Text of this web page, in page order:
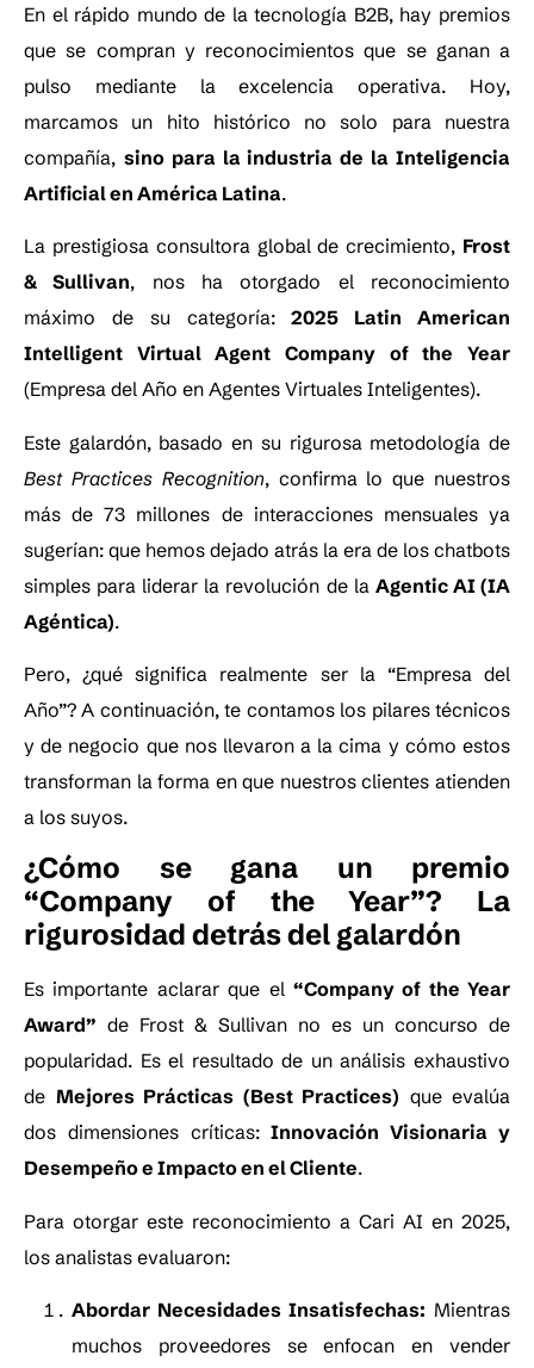
En el rápido mundo de la tecnología B2B, hay premios
que se compran y reconocimientos que se ganan a
pulso mediante la excelencia operativa. Hoy,
marcamos un hito histórico no solo para nuestra
compañía, sino para la industria de la Inteligencia
Artificial en América Latina.
La prestigiosa consultora global de crecimiento, Frost
& Sullivan, nos ha otorgado el reconocimiento
máximo de su categoría:2025 Latin American
Intelligent Virtual Agent Company of the Year
(Empresa del Año en Agentes Virtuales Inteligentes).
Este galardón, basado en su rigurosa metodología de
Best Practices Recognition, confirma lo que nuestros
más de 73 millones de interacciones mensuales ya
sugerían: que hemos dejado atrás la era de los chatbots
simples para liderar la revolución de la Agentic AI (IA
Agéntica).
Pero, ¿qué significa realmente ser la “Empresa del
Año”? A continuación, te contamos los pilares técnicos
y de negocio que nos llevaron a la cima y cómo estos
transforman la forma en que nuestros clientes atienden
a los suyos.
¿Cómo se gana un premio
“Company of the Year”? La
rigurosidad detrás del galardón
Es importante aclarar que el “Company of the Year
Award” de Frost & Sullivan no es un concurso de
popularidad. Es el resultado de un análisis exhaustivo
de Mejores Prácticas (Best Practices) que evalúa
dos dimensiones críticas: Innovación Visionaria y
Desempeño e Impacto en el Cliente.
Para otorgar este reconocimiento a Cari AI en 2025,
los analistas evaluaron:
Abordar Necesidades Insatisfechas: Mientras
muchos proveedores se enfocan en vender